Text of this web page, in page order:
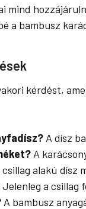
mind
a bambusz
kérdést,
A dísz
A
csillag alakú dísz
Jelenleg a csillag
A bambusz